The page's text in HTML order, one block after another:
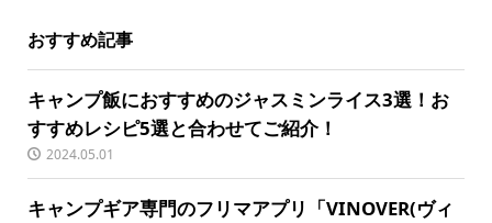
おすすめ記事
キャンプ飯におすすめのジャスミンライス3選！お
すすめレシピ5選と合わせてご紹介！
2024.05.01
キャンプギア専門のフリマアプリ「VINOVER(ヴィ